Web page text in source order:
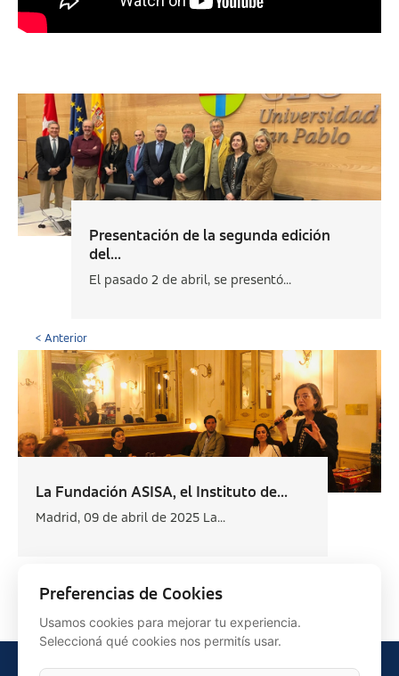
Presentación de la segunda edición
del...
El pasado 2 de abril, se presentó...
< Anterior
La Fundación ASISA, el Instituto de...
Madrid, 09 de abril de 2025 La...
Preferencias de Cookies
Usamos cookies para mejorar tu experiencia.
Seleccioná qué cookies nos permitís usar.